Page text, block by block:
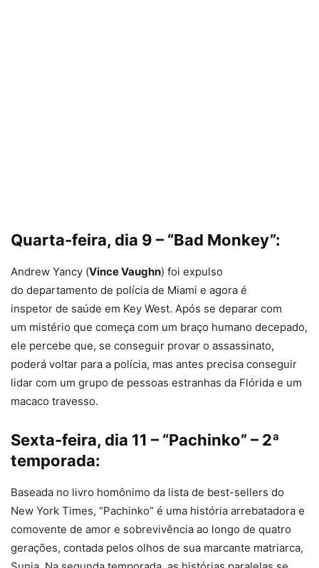
Quarta-feira, dia 9 – “Bad Monkey”:
Andrew Yancy (Vince Vaughn) foi expulso
do departamento de polícia de Miami e agora é
inspetor de saúde em Key West. Após se deparar com
um mistério que começa com um braço humano decepado,
ele percebe que, se conseguir provar o assassinato,
poderá voltar para a polícia, mas antes precisa conseguir
lidar com um grupo de pessoas estranhas da Flórida e um
macaco travesso.
Sexta-feira, dia 11 – “Pachinko” – 2ª
temporada:
Baseada no livro homônimo da lista de best-sellers do
New York Times, “Pachinko” é uma história arrebatadora e
comovente de amor e sobrevivência ao longo de quatro
gerações, contada pelos olhos de sua marcante matriarca,